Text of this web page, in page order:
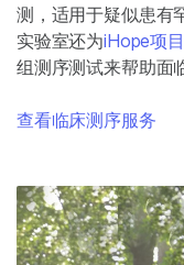
测，适用于疑似患有
实验室还为iHope项目
组测序测试来帮助面
查看临床测序服务